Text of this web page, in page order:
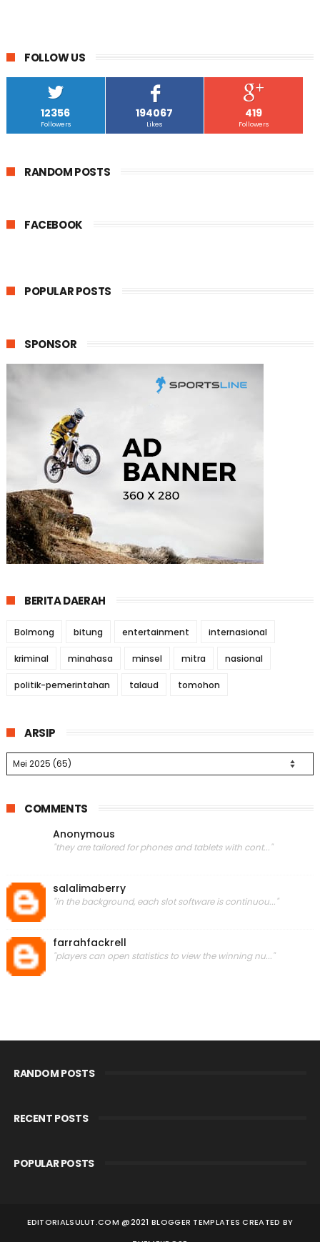
FOLLOW US
12356
Followers
194067
Likes
419
Followers
RANDOM POSTS
FACEBOOK
POPULAR POSTS
SPONSOR
BERITA DAERAH
Bolmong bitung entertainment internasional
kriminal minahasa minsel mitra nasional
politik-pemerintahan talaud tomohon
ARSIP
COMMENTS
Anonymous
"they are tailored for phones and tablets with cont..."
salalimaberry
"in the background, each slot software is continuou..."
farrahfackrell
"players can open statistics to view the winning nu..."
RANDOM POSTS
RECENT POSTS
POPULAR POSTS
EDITORIALSULUT.COM @2021 BLOGGER TEMPLATES CREATED BY